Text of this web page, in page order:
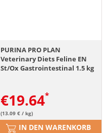
PURINA PRO PLAN
Veterinary Diets Feline EN
St/Ox Gastrointestinal 1.5 kg
€19.64
(13.09 € / kg)
IN DEN WARENKORB